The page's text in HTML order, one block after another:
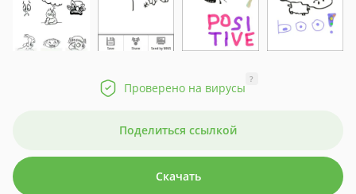
Проверено на вирусы
?
Поделиться ссылкой
Скачать